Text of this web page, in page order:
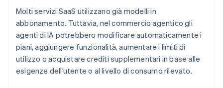
Molti servizi SaaS utilizzano già modelli in
abbonamento. Tuttavia, nel commercio agentico gli
agenti di IA potrebbero modificare automaticamente i
piani, aggiungere funzionalità, aumentare i limiti di
utilizzo o acquistare crediti supplementari in base alle
esigenze dell’utente o al livello di consumo rilevato.